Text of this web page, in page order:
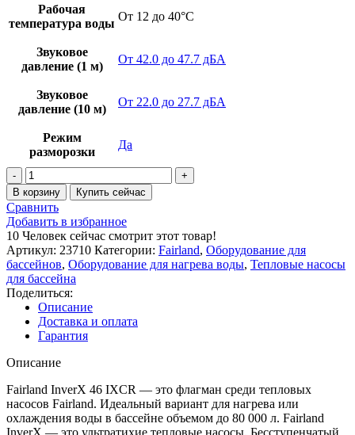
Рабочая
температура воды
От 12 до 40°C
Звуковое
давление (1 м)
От 42.0 до 47.7 дБА
Звуковое
давление (10 м)
От 22.0 до 27.7 дБА
Режим
разморозки
Да
В корзину Купить сейчас
Сравнить
Добавить в избранное
10 Человек сейчас смотрит этот товар!
Артикул: 23710 Категории: Fairland, Оборудование для
бассейнов, Оборудование для нагрева воды, Тепловые насосы
для бассейна
Поделиться:
Описание
Доставка и оплата
Гарантия
Описание
Fairland InverX 46 IXCR — это флагман среди тепловых
насосов Fairland. Идеальный вариант для нагрева или
охлаждения воды в бассейне объемом до 80 000 л. Fairland
InverX — это ультратихие тепловые насосы. Бесступенчатый